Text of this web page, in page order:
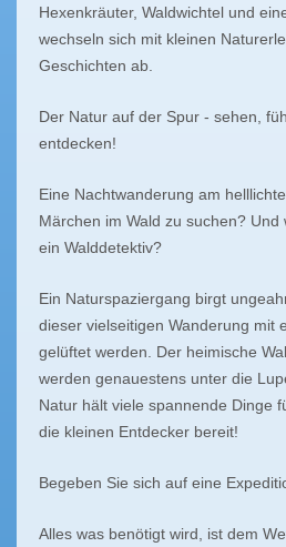
Hexenkräuter, Waldwichtel und
wechseln sich mit kleinen
Geschichten ab.
Der Natur auf der Spur - sehen,
entdecken!
Eine Nachtwanderung am
Märchen im Wald zu suchen? Und
ein Walddetektiv?
Ein Naturspaziergang birgt
dieser vielseitigen Wanderung mit
gelüftet werden. Der heimische
werden genauestens unter die
Natur hält viele spannende Dinge
die kleinen Entdecker bereit!
Begeben Sie sich auf eine
Alles was benötigt wird, ist dem